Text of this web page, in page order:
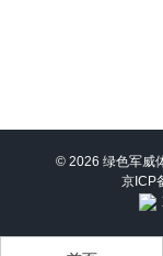
© 2026 绿色军威
京ICP